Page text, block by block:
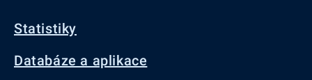
Statistiky
Databáze a aplikace